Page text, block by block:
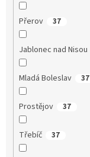
Přerov 37
Jablonec nad Nisou
Mladá Boleslav 37
Prostějov 37
Třebíč 37